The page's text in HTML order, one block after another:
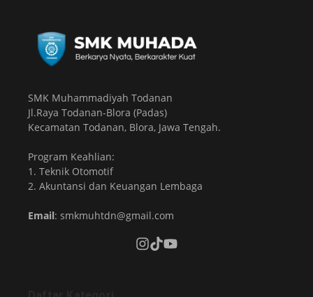
SMK Muhammadiyah Todanan
Jl.Raya Todanan-Blora (Padas)
Kecamatan Todanan, Blora, Jawa Tengah.
Program Keahlian:
1. Teknik Otomotif
2. Akuntansi dan Keuangan Lembaga
Email: smkmuhtdn@gmail.com